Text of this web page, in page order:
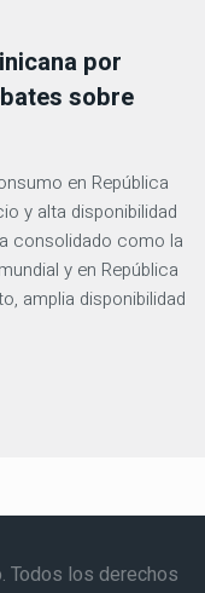
por
sobre
en República
y alta disponibilidad
consolidado como la
y en República
amplia disponibilidad
Todos los derechos